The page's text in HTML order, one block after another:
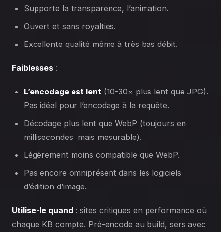
Supporte la transparence, l’animation.
Ouvert et sans royalties.
Excellente qualité même à très bas débit.
Faiblesses :
L’encodage est lent (10-30× plus lent que JPG).
Pas idéal pour l’encodage à la requête.
Décodage plus lent que WebP (toujours en
millisecondes, mais mesurable).
Légèrement moins compatible que WebP.
Pas encore omniprésent dans les logiciels
d’édition d’image.
Utilise-le quand : sites critiques en performance où
chaque KB compte. Pré-encode au build, sers avec